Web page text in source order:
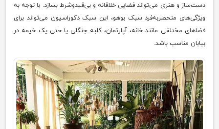
دست‌ساز و هنری می‌تواند فضایی خلاقانه و بی‌قیدوشرط بسازد. با توجه به
ویژگی‌های منحصربه‌فرد سبک بوهو، این سبک دکوراسیون می‌تواند برای
فضاهای مختلفی مانند خانه، آپارتمان، کلبه جنگلی یا حتی یک خیمه در
بیابان مناسب باشد.